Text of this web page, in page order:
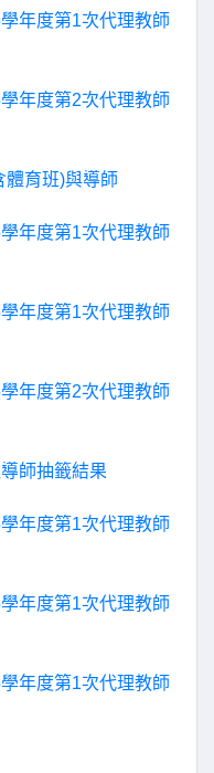
年度第1次代理教師
年度第2次代理教師
體育班)與導師
年度第1次代理教師
年度第1次代理教師
年度第2次代理教師
師抽籤結果
年度第1次代理教師
年度第1次代理教師
年度第1次代理教師